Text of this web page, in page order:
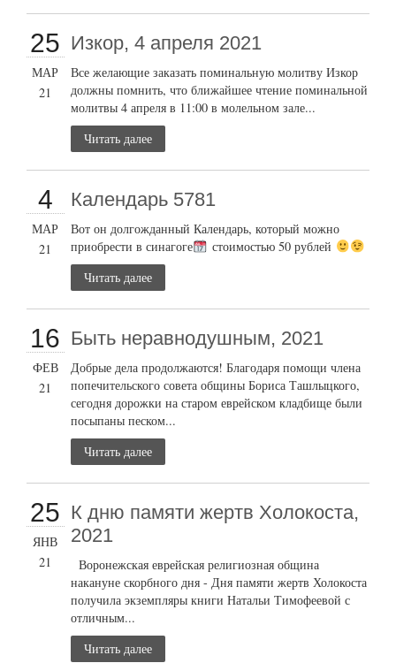
25
МАР
21
Изкор, 4 апреля 2021
Все желающие заказать поминальную молитву Изкор
должны помнить, что ближайшее чтение поминальной
молитвы 4 апреля в 11:00 в молельном зале...
Читать далее
4
МАР
21
Календарь 5781
Вот он долгожданный Календарь, который можно
приобрести в синагоге
стоимостью 50 рублей
Читать далее
16
ФЕВ
21
Быть неравнодушным, 2021
Добрые дела продолжаются! Благодаря помощи члена
попечительского совета общины Бориса Ташлыцкого,
сегодня дорожки на старом еврейском кладбище были
посыпаны песком...
Читать далее
25
ЯНВ
21
К дню памяти жертв Холокоста,
2021
Воронежская еврейская религиозная община
накануне скорбного дня - Дня памяти жертв Холокоста
получила экземпляры книги Натальи Тимофеевой с
отличным...
Читать далее